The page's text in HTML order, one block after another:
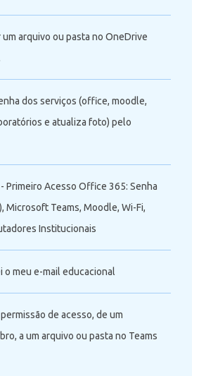
arquivo ou pasta no OneDrive
dos serviços (office, moodle,
e atualiza foto) pelo
Primeiro Acesso Office 365: Senha
Microsoft Teams, Moodle, Wi-Fi,
Institucionais
o meu e-mail educacional
de acesso, de um
a um arquivo ou pasta no Teams